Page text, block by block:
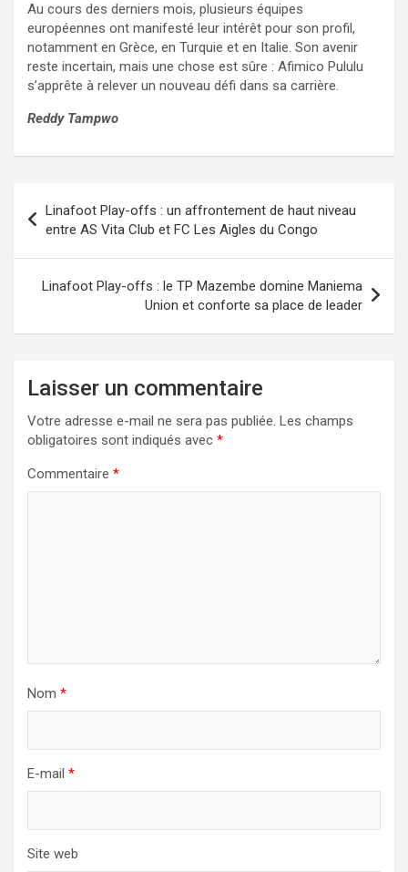
Au cours des derniers mois, plusieurs équipes
européennes ont manifesté leur intérêt pour son profil,
notamment en Grèce, en Turquie et en Italie. Son avenir
reste incertain, mais une chose est sûre : Afimico Pululu
s’apprête à relever un nouveau défi dans sa carrière.
Reddy Tampwo
de
l’article
Linafoot Play-offs : un affrontement de haut niveau
entre AS Vita Club et FC Les Aigles du Congo
Linafoot Play-offs : le TP Mazembe domine Maniema
Union et conforte sa place de leader
Laisser un commentaire
Votre adresse e-mail ne sera pas publiée. Les champs
obligatoires sont indiqués avec *
Commentaire *
Nom *
E-mail *
Site web